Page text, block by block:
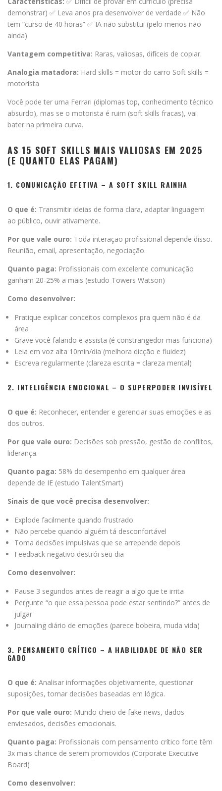
demonstrar) ✅ Leva anos pra desenvolver de verdade ✅ Não
tem “curso de 40 horas” ✅ IA não substitui (pelo menos não
ainda)
Vantagem competitiva: Raras, valiosas, difíceis de copiar.
Analogia matadora: Hard skills = motor do carro Soft skills =
motorista
Você pode ter uma Ferrari (diplomas top, conhecimento técnico
absurdo), mas se o motorista é ruim (soft skills fracas), vai
bater na primeira curva.
AS 15 SOFT SKILLS MAIS VALIOSAS EM 2025
(E QUANTO ELAS PAGAM)
1. COMUNICAÇÃO EFETIVA – A SOFT SKILL RAINHA
O que é: Transmitir ideias de forma clara, adaptar linguagem
ao público, ouvir ativamente.
Por que vale ouro: Toda interação profissional depende disso.
Reunião, email, apresentação, negociação.
Quanto paga: Profissionais com excelente comunicação
ganham 20-25% a mais (estudo Towers Watson)
Como desenvolver:
Pratique explicar conceitos complexos pra quem não é da
área
Grave você falando e assista (é constrangedor mas funciona)
Leia em voz alta 10min/dia (melhora dicção e fluidez)
Escreva regularmente (clareza escrita = clareza mental)
2. INTELIGÊNCIA EMOCIONAL – O SUPERPODER INVISÍVEL
O que é: Reconhecer, entender e gerenciar suas emoções e as
dos outros.
Por que vale ouro: Decisões sob pressão, gestão de conflitos,
liderança.
Quanto paga: 58% do desempenho em qualquer área
depende de IE (estudo TalentSmart)
Sinais de que você precisa desenvolver:
Explode facilmente quando frustrado
Não percebe quando alguém tá desconfortável
Toma decisões impulsivas que se arrepende depois
Feedback negativo destrói seu dia
Como desenvolver:
Pause 3 segundos antes de reagir a algo que te irrita
Pergunte “o que essa pessoa pode estar sentindo?” antes de
julgar
Journaling diário de emoções (parece bobeira, muda vida)
3. PENSAMENTO CRÍTICO – A HABILIDADE DE NÃO SER
GADO
O que é: Analisar informações objetivamente, questionar
suposições, tomar decisões baseadas em lógica.
Por que vale ouro: Mundo cheio de fake news, dados
enviesados, decisões emocionais.
Quanto paga: Profissionais com pensamento crítico forte têm
3x mais chance de serem promovidos (Corporate Executive
Board)
Como desenvolver: